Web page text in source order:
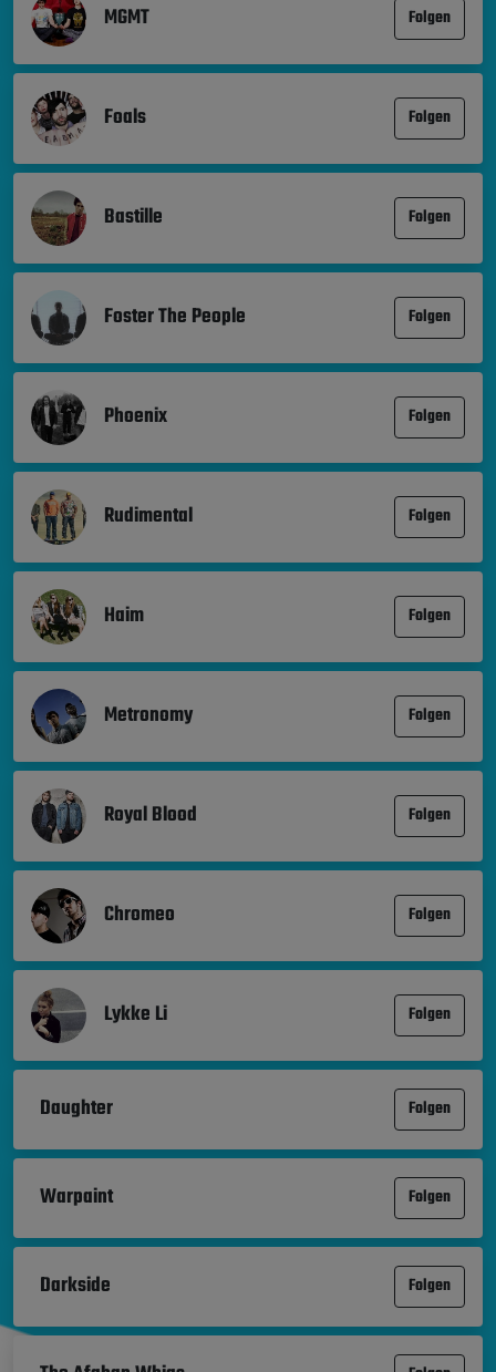
MGMT Folgen
Foals Folgen
Bastille Folgen
Foster The People Folgen
Phoenix Folgen
Rudimental Folgen
Haim Folgen
Metronomy Folgen
Royal Blood Folgen
Chromeo Folgen
Lykke Li Folgen
Daughter Folgen
Warpaint Folgen
Darkside Folgen